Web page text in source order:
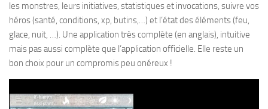
les monstres, leurs initiatives, statistiques et invocations, suivre vos
héros (santé, conditions, xp, butins,…) et l’état des éléments (feu,
glace, nuit, …). Une application très complète (en anglais), intuitive
mais pas aussi complète que l’application officielle. Elle reste un
bon choix pour un compromis peu onéreux !